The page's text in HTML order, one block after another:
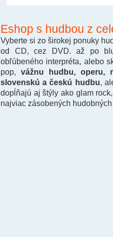
Eshop s hudbou z
Vyberte si zo širokej ponuky
od CD, cez DVD. až po
obľúbeného interpréta, alebo
pop, vážnu hudbu, operu,
slovenskú a českú hudbu ,
dopĺňajú aj štýly ako glam
najviac zásobených